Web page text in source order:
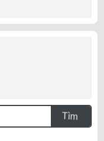
Tìm